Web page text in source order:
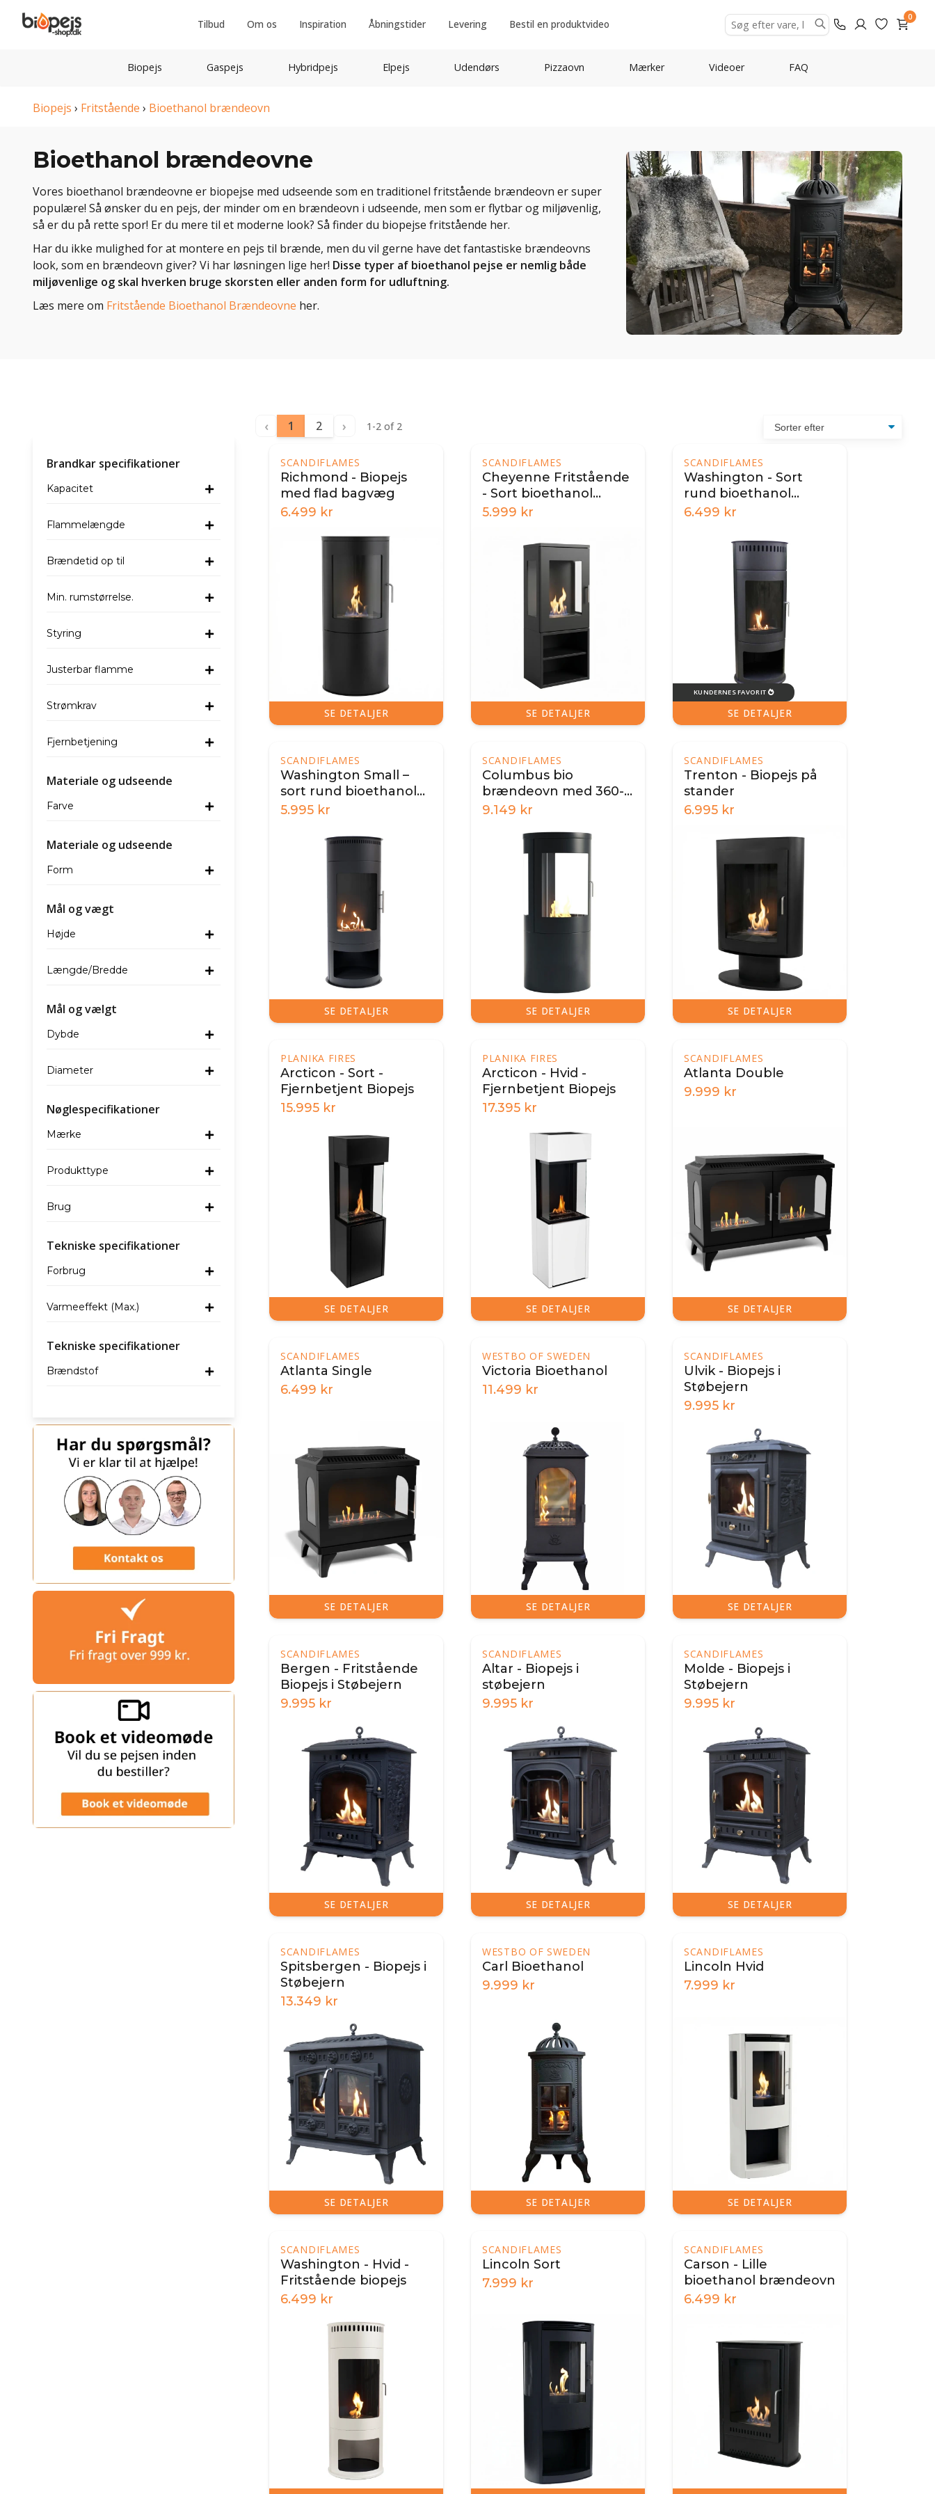
Tilbud Om os Inspiration Åbningstider Levering Bestil en produktvideo
0
Biopejs Gaspejs Hybridpejs Elpejs Udendørs Pizzaovn Mærker Videoer FAQ
Biopejs › Fritstående › Bioethanol brændeovn
Bioethanol brændeovne
Vores bioethanol brændeovne er biopejse med udseende som en traditionel fritstående brændeovn er super
populære! Så ønsker du en pejs, der minder om en brændeovn i udseende, men som er flytbar og miljøvenlig,
så er du på rette spor! Er du mere til et moderne look? Så finder du biopejse fritstående her.
Har du ikke mulighed for at montere en pejs til brænde, men du vil gerne have det fantastiske brændeovns
look, som en brændeovn giver? Vi har løsningen lige her! Disse typer af bioethanol pejse er nemlig både
miljøvenlige og skal hverken bruge skorsten eller anden form for udluftning.
Læs mere om Fritstående Bioethanol Brændeovne her.
Brandkar specifikationer
Kapacitet
Flammelængde
Brændetid op til
Min. rumstørrelse.
Styring
Justerbar flamme
Strømkrav
Fjernbetjening
Materiale og udseende
Farve
Materiale og udseende
Form
Mål og vægt
Højde
Længde/Bredde
Mål og vælgt
Dybde
Diameter
Nøglespecifikationer
Mærke
Produkttype
Brug
Tekniske specifikationer
Forbrug
Varmeeffekt (Max.)
Tekniske specifikationer
Brændstof
‹ 1 2 › 1-2 of 2
SCANDIFLAMES
Richmond - Biopejs
med flad bagvæg
6.499 kr
SE DETALJER
SCANDIFLAMES
Cheyenne Fritstående
- Sort bioethanol
brændeovn
5.999 kr
SE DETALJER
SCANDIFLAMES
Washington - Sort
rund bioethanol
brændeovn
6.499 kr
KUNDERNES FAVORIT 
SE DETALJER
SCANDIFLAMES
Washington Small –
sort rund bioethanol
brændeovn
5.995 kr
SE DETALJER
SCANDIFLAMES
Columbus bio
brændeovn med 360-
view
9.149 kr
SE DETALJER
SCANDIFLAMES
Trenton - Biopejs på
stander
6.995 kr
SE DETALJER
PLANIKA FIRES
Arcticon - Sort -
Fjernbetjent Biopejs
15.995 kr
SE DETALJER
PLANIKA FIRES
Arcticon - Hvid -
Fjernbetjent Biopejs
17.395 kr
SE DETALJER
SCANDIFLAMES
Atlanta Double
9.999 kr
SE DETALJER
SCANDIFLAMES
Atlanta Single
6.499 kr
SE DETALJER
WESTBO OF SWEDEN
Victoria Bioethanol
11.499 kr
SE DETALJER
SCANDIFLAMES
Ulvik - Biopejs i
Støbejern
9.995 kr
SE DETALJER
SCANDIFLAMES
Bergen - Fritstående
Biopejs i Støbejern
9.995 kr
SE DETALJER
SCANDIFLAMES
Altar - Biopejs i
støbejern
9.995 kr
SE DETALJER
SCANDIFLAMES
Molde - Biopejs i
Støbejern
9.995 kr
SE DETALJER
SCANDIFLAMES
Spitsbergen - Biopejs i
Støbejern
13.349 kr
SE DETALJER
WESTBO OF SWEDEN
Carl Bioethanol
9.999 kr
SE DETALJER
SCANDIFLAMES
Lincoln Hvid
7.999 kr
SE DETALJER
SCANDIFLAMES
Washington - Hvid -
Fritstående biopejs
6.499 kr
SCANDIFLAMES
Lincoln Sort
7.999 kr
SCANDIFLAMES
Carson - Lille
bioethanol brændeovn
6.499 kr